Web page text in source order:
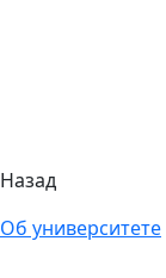
Назад
Об университете